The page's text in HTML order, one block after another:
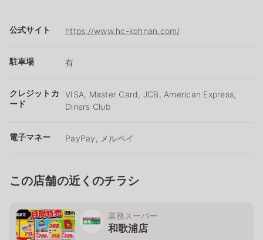
公式サイト https://www.hc-kohnan.com/
駐車場 有
クレジットカ
ード
VISA, Master Card, JCB, American Express,
Diners Club
電子マネー PayPay, メルペイ
この店舗の近くのチラシ
業務スーパー
和歌浦店